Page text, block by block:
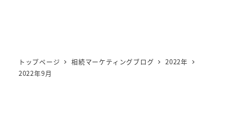
トップページ 相続マーケティングブログ
2022年
2022年9月